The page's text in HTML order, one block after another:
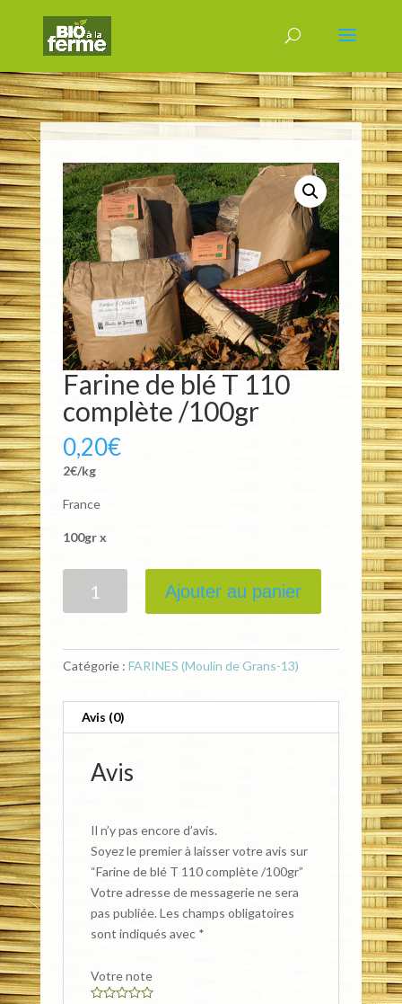
Farine de blé T 110
complète /100gr
0,20€
2€/kg
France
100gr x
Ajouter au panier
Catégorie : FARINES (Moulin de Grans-13)
Avis (0)
Avis
Il n’y pas encore d’avis.
Soyez le premier à laisser votre avis sur
“Farine de blé T 110 complète /100gr”
Votre adresse de messagerie ne sera
pas publiée.Les champs obligatoires
sont indiqués avec *
Votre note